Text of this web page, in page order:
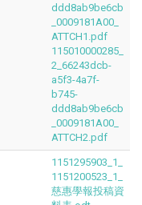
ddd8ab9be6cb
_0009181A00_
ATTCH1.pdf
115010000285_
2_66243dcb-
a5f3-4a7f-
b745-
ddd8ab9be6cb
_0009181A00_
ATTCH2.pdf
1151295903_1_
1151200523_1_
慈惠學報投稿資